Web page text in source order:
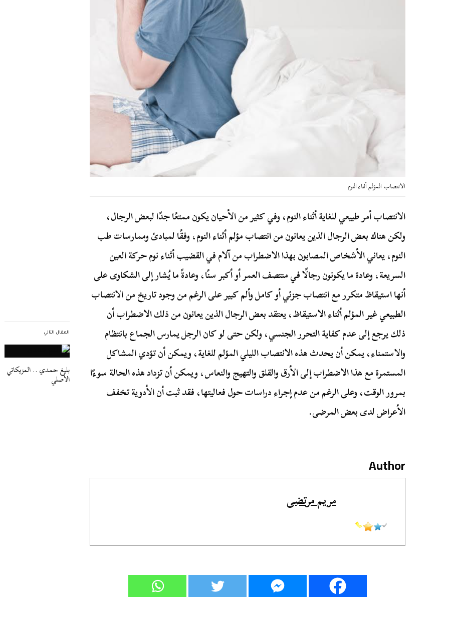
المقال التالي
بليغ حمدي .. المزيكاتي
الأصلي
الانتصاب المؤلم أثناء النوم
الانتصاب أمر طبيعي للغاية أثناء النوم، وفي كثير من الأحيان يكون ممتعًا جدًا لبعض الرجال،
ولكن هناك بعض الرجال الذين يعانون من انتصاب مؤلم أثناء النوم، وفقًا لمبادئ وممارسات طب
النوم، يعاني الأشخاص المصابون بهذا الاضطراب من آلام في القضيب أثناء نوم حركة العين
السريعة، وعادة ما يكونون رجالًا في منتصف العمر أو أكبر سنًا، وعادةً ما يُشار إلى الشكاوى على
أنها استيقاظ متكرر مع انتصاب جزئي أو كامل وألم كبير على الرغم من وجود تاريخ من الانتصاب
الطبيعي غير المؤلم أثناء الاستيقاظ، يعتقد بعض الرجال الذين يعانون من ذلك الاضطراب أن
ذلك يرجع إلى عدم كفاية التحرر الجنسي، ولكن حتى لو كان الرجل يمارس الجماع بانتظام
والاستمناء، يمكن أن يحدث هذه الانتصاب الليلي المؤلم للغاية، ويمكن أن تؤدي المشاكل
المستمرة مع هذا الاضطراب إلى الأرق والقلق والتهيج والنعاس، ويمكن أن تزداد هذه الحالة سوءًا
بمرور الوقت، وعلى الرغم من عدم إجراء دراسات حول فعاليتها، فقد ثبت أن الأدوية تخفف
الأعراض لدى بعض المرضى.
Author
مريم مرتضى